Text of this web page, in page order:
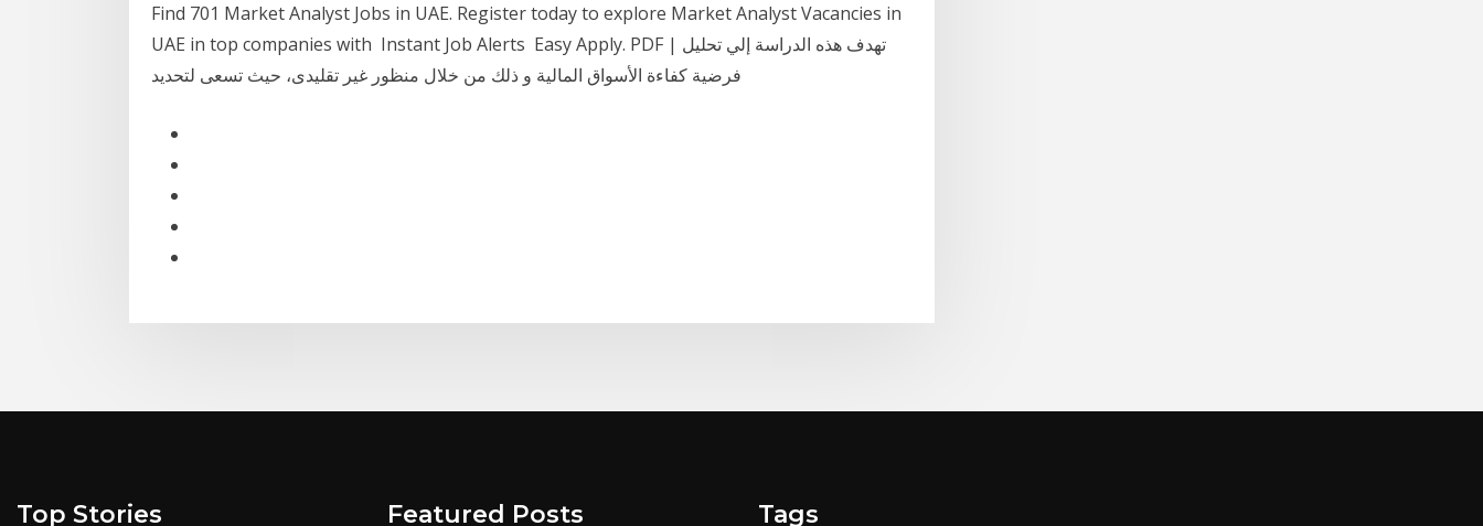
Find 701 Market Analyst Jobs in UAE. Register today to explore Market Analyst Vacancies in
UAE in top companies with ️ Instant Job Alerts ️ Easy Apply. PDF | تهدف هذه الدراسة إلي تحليل
فرضية كفاءة الأسواق المالية و ذلك من خلال منظور غير تقليدى، حيث تسعى لتحديد
Top Stories Featured Posts Tags